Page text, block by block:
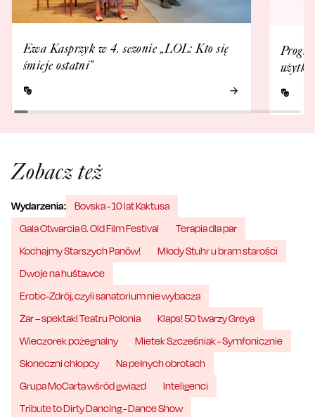
Ewa Kasprzyk w 4. sezonie „LOL: Kto się
śmieje ostatni”
Zobacz też
Wydarzenia:
Bovska - 10 lat Kaktusa
Gala Otwarcia 6. Old Film Festival
Terapia dla par
Kochajmy Starszych Panów!
Młody Stuhr u bram starości
Dwoje na huśtawce
Erotic-Zdrój, czyli sanatorium nie wybacza
Żar – spektakl Teatru Polonia
Klaps! 50 twarzy Greya
Wieczorek pożegnalny
Mietek Szcześniak - Symfonicznie
Słoneczni chłopcy
Na pełnych obrotach
Grupa MoCarta wśród gwiazd
Inteligenci
Tribute to Dirty Dancing - Dance Show